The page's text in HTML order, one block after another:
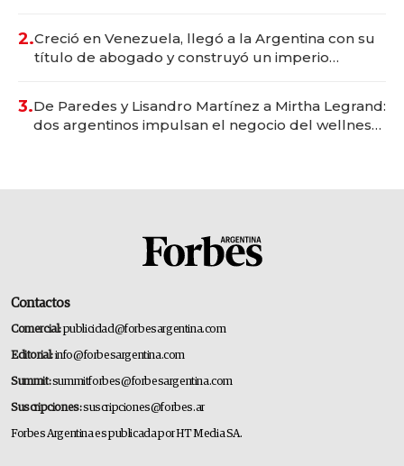
2.Creció en Venezuela, llegó a la Argentina con su
título de abogado y construyó un imperio
3.De Paredes y Lisandro Martínez a Mirtha Legrand:
dos argentinos impulsan el negocio del wellness
Contactos
Comercial:publicidad@forbesargentina.com
Editorial:info@forbesargentina.com
Summit:summitforbes@forbesargentina.com
Suscripciones:suscripciones@forbes.ar
Forbes Argentina es publicada por HT Media SA.